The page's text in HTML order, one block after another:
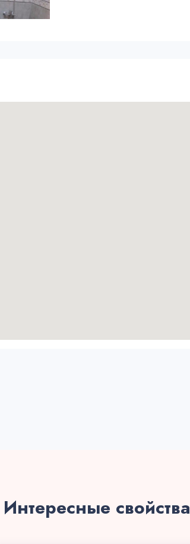
Интересные свойства